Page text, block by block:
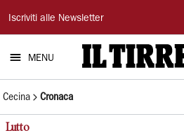
Il
Tirreno
Iscriviti alle Newsletter
MENU
Cecina Cronaca
Lutto